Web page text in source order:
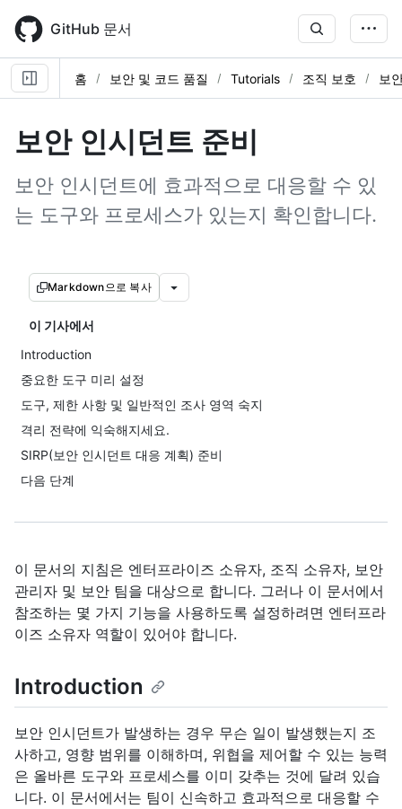
main
content
GitHub 문서
홈 보안 및 코드 품질 Tutorials 조직 보호 보
보안 인시던트 준비
보안 인시던트에 효과적으로 대응할 수 있
는 도구와 프로세스가 있는지 확인합니다.
Markdown으로 복사
이 기사에서
Introduction
중요한 도구 미리 설정
도구, 제한 사항 및 일반적인 조사 영역 숙지
격리 전략에 익숙해지세요.
SIRP(보안 인시던트 대응 계획) 준비
다음 단계
이 문서의 지침은 엔터프라이즈 소유자, 조직 소유자, 보안
관리자 및 보안 팀을 대상으로 합니다. 그러나 이 문서에서
참조하는 몇 가지 기능을 사용하도록 설정하려면 엔터프라
이즈 소유자 역할이 있어야 합니다.
Introduction
보안 인시던트가 발생하는 경우 무슨 일이 발생했는지 조
사하고, 영향 범위를 이해하며, 위협을 제어할 수 있는 능력
은 올바른 도구와 프로세스를 이미 갖추는 것에 달려 있습
니다. 이 문서에서는 팀이 신속하고 효과적으로 대응할 수